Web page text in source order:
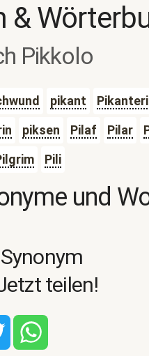
&
Pikkolo
pikant
piksen Pilaf Pilar
Pili
und
teilen!